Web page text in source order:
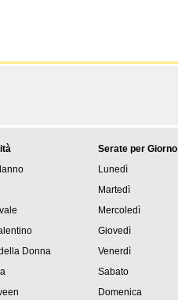
Donna
Serate per Giorno
Lunedì
Martedì
Mercoledì
Giovedì
Venerdì
Sabato
Domenica